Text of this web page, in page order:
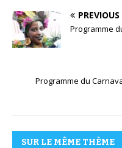
PREVIOUS
Programme
Programme du
SUR LE MÊME THÈME